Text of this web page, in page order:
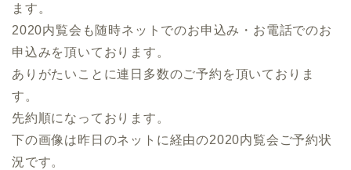
ます。
2020内覧会も随時ネットでのお申込み・お電話でのお
申込みを頂いております。
ありがたいことに連日多数のご予約を頂いておりま
す。
先約順になっております。
下の画像は昨日のネットに経由の2020内覧会ご予約状
況です。